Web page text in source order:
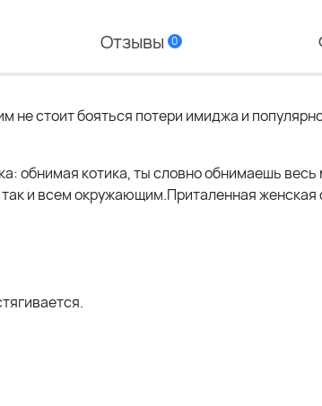
Отзывы 0
не стоит бояться потери имиджа и
обнимая котика, ты словно обнимаешь
и всем окружающим.Приталенная женская